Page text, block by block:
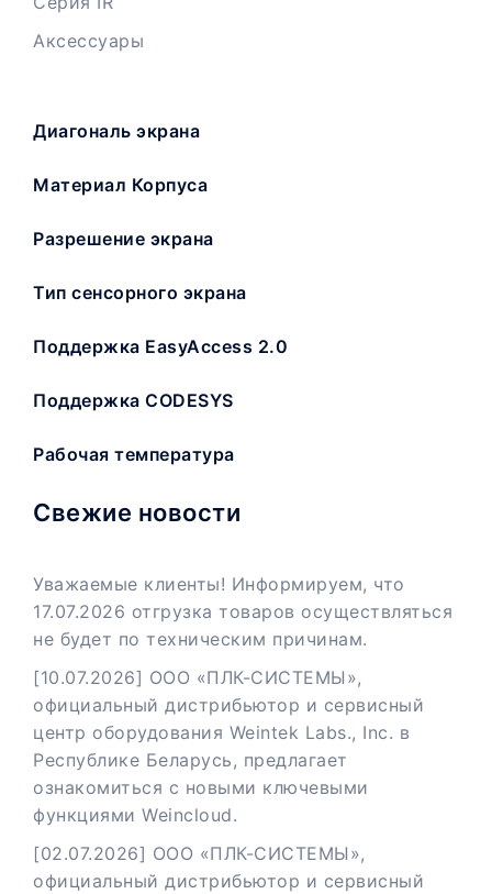
Аксессуары
Диагональ экрана
Материал Корпуса
Разрешение экрана
Тип сенсорного экрана
Поддержка EasyAccess 2.0
Поддержка CODESYS
Рабочая температура
Свежие новости
Уважаемые клиенты! Информируем, что
17.07.2026 отгрузка товаров осуществляться
не будет по техническим причинам.
[10.07.2026] ООО «ПЛК-СИСТЕМЫ»,
официальный дистрибьютор и сервисный
центр оборудования Weintek Labs., Inc. в
Республике Беларусь, предлагает
ознакомиться с новыми ключевыми
функциями Weincloud.
[02.07.2026] ООО «ПЛК-СИСТЕМЫ»,
официальный дистрибьютор и сервисный